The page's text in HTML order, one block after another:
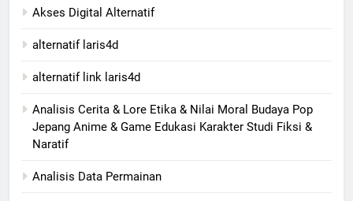
Akses Digital Alternatif
alternatif laris4d
alternatif link laris4d
Analisis Cerita & Lore Etika & Nilai Moral Budaya Pop
Jepang Anime & Game Edukasi Karakter Studi Fiksi &
Naratif
Analisis Data Permainan